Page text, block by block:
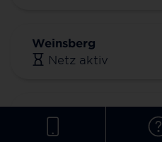
Weinsberg
Netz aktiv
Weißbach
Vermarktungsstopp